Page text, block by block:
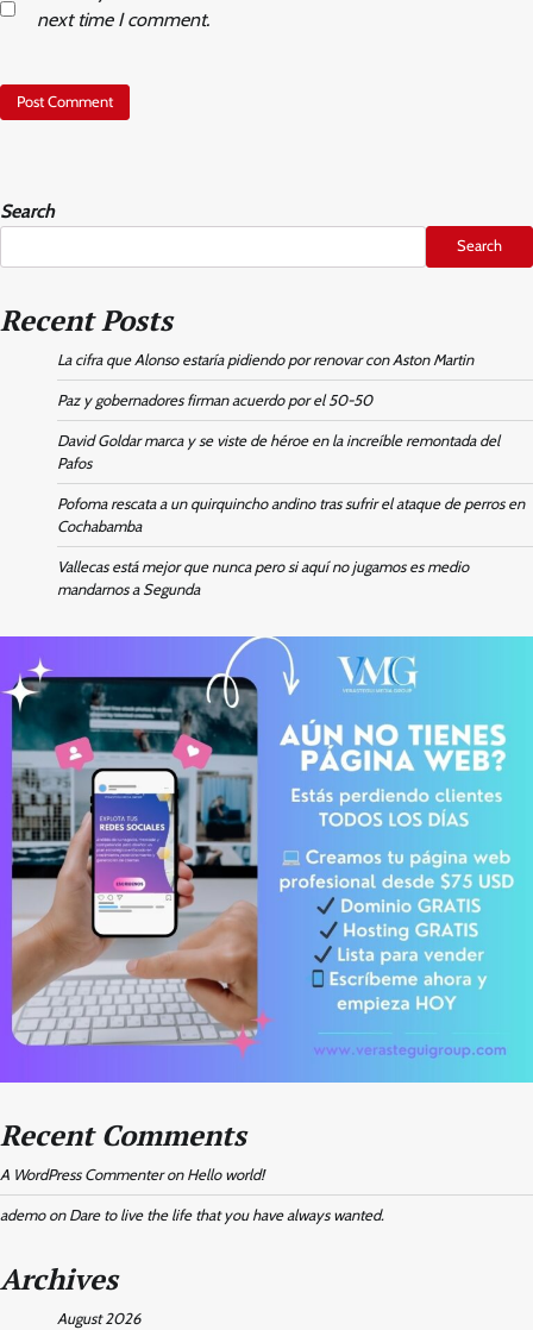
next time I comment.
Search
Search
Recent Posts
La cifra que Alonso estaría pidiendo por renovar con Aston Martin
Paz y gobernadores firman acuerdo por el 50-50
David Goldar marca y se viste de héroe en la increíble remontada del
Pafos
Pofoma rescata a un quirquincho andino tras sufrir el ataque de perros en
Cochabamba
Vallecas está mejor que nunca pero si aquí no jugamos es medio
mandarnos a Segunda
Recent Comments
A WordPress Commenteron Hello world!
ademoon Dare to live the life that you have always wanted.
Archives
August 2026